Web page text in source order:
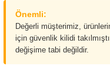
Önemli:
Değerli müşterimiz,
için güvenlik kilidi
değişime tabi değildir.